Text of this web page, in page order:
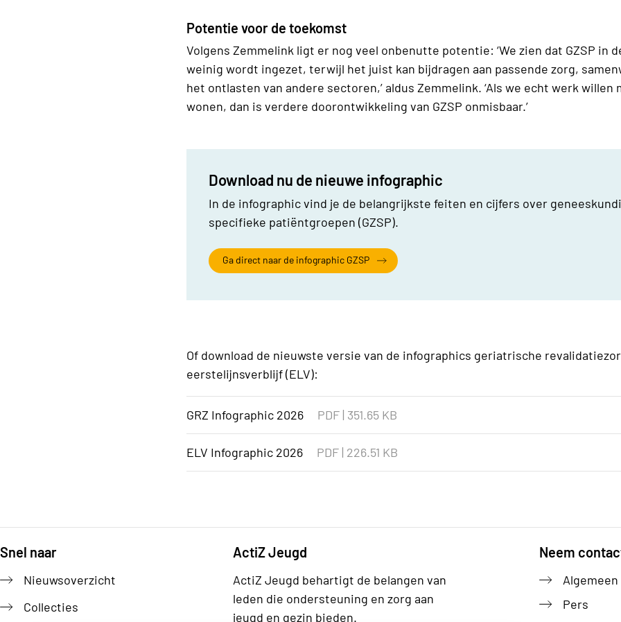
Potentie voor de toekomst
Volgens Zemmelink ligt er nog veel onbenutte potentie: ‘We zien dat GZSP in
weinig wordt ingezet, terwijl het juist kan bijdragen aan passende zorg,
het ontlasten van andere sectoren,’ aldus Zemmelink. ‘Als we echt werk willen
wonen, dan is verdere doorontwikkeling van GZSP onmisbaar.’
Download nu de nieuwe infographic
In de infographic vind je de belangrijkste feiten en cijfers over
specifieke patiëntgroepen (GZSP).
Ga direct naar de infographic GZSP
Of download de nieuwste versie van de infographics geriatrische
eerstelijnsverblijf (ELV):
GRZ Infographic 2026 PDF | 351.65 KB
ELV Infographic 2026 PDF | 226.51 KB
Snel naar
Nieuwsoverzicht
Collecties
ActiZ Jeugd
ActiZ Jeugd behartigt de belangen van
leden die ondersteuning en zorg aan
jeugd en gezin bieden.
Neem
Algemeen
Pers